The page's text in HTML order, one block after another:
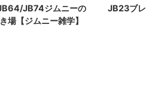
JB74ジムニーの
場【ジムニー雑学】
JB23ブ